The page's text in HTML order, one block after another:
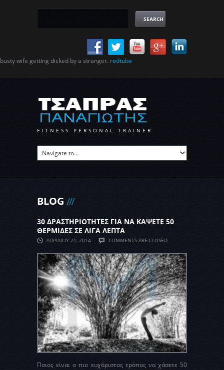
busty wife getting dicked by a stranger. redtube
FITNESS PERSONAL TRAINER
BLOG
30 ΔΡΑΣΤΗΡΙΟΤΗΤΕΣ ΓΙΑ ΝΑ ΚΑΨΕΤΕ 50
ΘΕΡΜΙΔΕΣ ΣΕ ΛΙΓΑ ΛΕΠΤΑ
ΑΠΡΙΛΊΟΥ 21, 2014 COMMENTS ARE CLOSED
Ποιος είναι ο πιο ευχάριστος τρόπος να χάσετε 50